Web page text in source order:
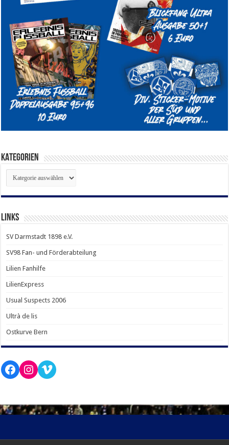
KATEGORIEN
KATEGORIEN
LINKS
SV Darmstadt 1898 e.V.
SV98 Fan- und Förderabteilung
Lilien Fanhilfe
LilienExpress
Usual Suspects 2006
Ultrà de lis
Ostkurve Bern
Facebook
Instagram
Vimeo